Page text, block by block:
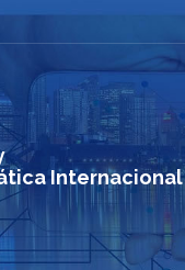
Internacional